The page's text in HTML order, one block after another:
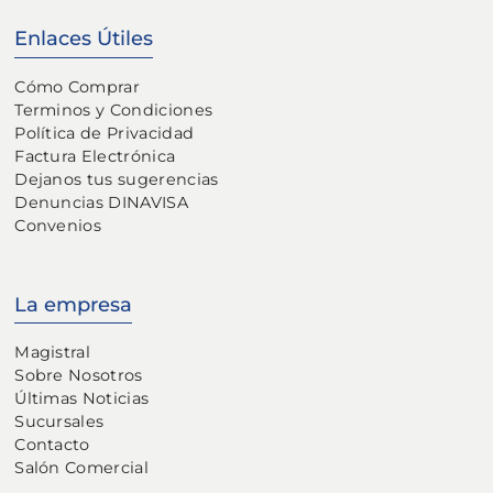
Enlaces Útiles
Cómo Comprar
Terminos y Condiciones
Política de Privacidad
Factura Electrónica
Dejanos tus sugerencias
Denuncias DINAVISA
Convenios
La empresa
Magistral
Sobre Nosotros
Últimas Noticias
Sucursales
Contacto
Salón Comercial